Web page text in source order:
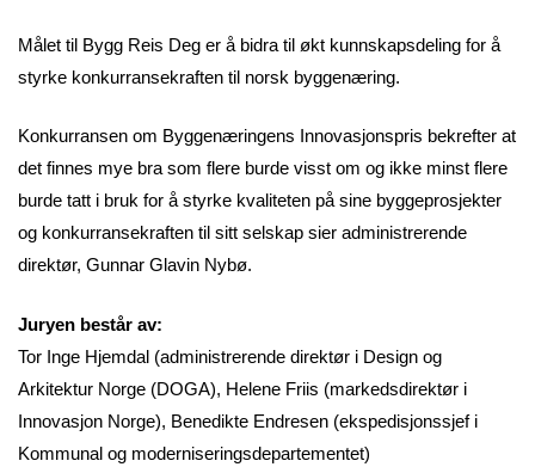
Målet til Bygg Reis Deg er å bidra til økt kunnskapsdeling for å
styrke konkurransekraften til norsk byggenæring.
Konkurransen om Byggenæringens Innovasjonspris bekrefter at
det finnes mye bra som flere burde visst om og ikke minst flere
burde tatt i bruk for å styrke kvaliteten på sine byggeprosjekter
og konkurransekraften til sitt selskap sier administrerende
direktør, Gunnar Glavin Nybø.
Juryen består av:
Tor Inge Hjemdal (administrerende direktør i Design og
Arkitektur Norge (DOGA), Helene Friis (markedsdirektør i
Innovasjon Norge), Benedikte Endresen (ekspedisjonssjef i
Kommunal og moderniseringsdepartementet)